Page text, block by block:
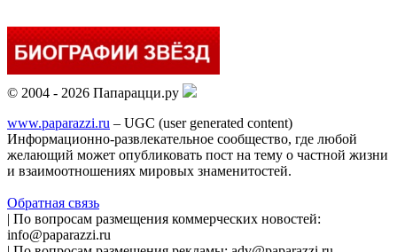
© 2004 - 2026 Папарацци.ру
www.paparazzi.ru – UGC (user generated content)
Информационно-развлекательное сообщество, где любой
желающий может опубликовать пост на тему о частной жизни
и взаимоотношениях мировых знаменитостей.
Обратная связь
| По вопросам размещения коммерческих новостей:
info@paparazzi.ru